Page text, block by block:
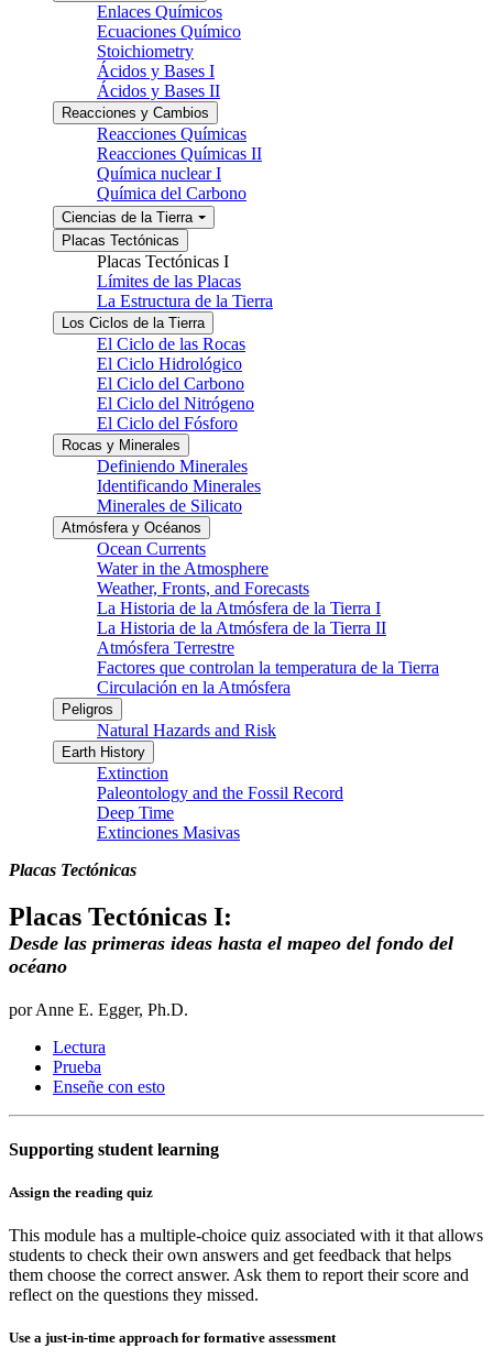
Enlaces Químicos
Ecuaciones Químico
Stoichiometry
Ácidos y Bases I
Ácidos y Bases II
Reacciones y Cambios
Reacciones Químicas
Reacciones Químicas II
Química nuclear I
Química del Carbono
Ciencias de la Tierra
Placas Tectónicas
Placas Tectónicas I
Límites de las Placas
La Estructura de la Tierra
Los Ciclos de la Tierra
El Ciclo de las Rocas
El Ciclo Hidrológico
El Ciclo del Carbono
El Ciclo del Nitrógeno
El Ciclo del Fósforo
Rocas y Minerales
Definiendo Minerales
Identificando Minerales
Minerales de Silicato
Atmósfera y Océanos
Ocean Currents
Water in the Atmosphere
Weather, Fronts, and Forecasts
La Historia de la Atmósfera de la Tierra I
La Historia de la Atmósfera de la Tierra II
Atmósfera Terrestre
Factores que controlan la temperatura de la Tierra
Circulación en la Atmósfera
Peligros
Natural Hazards and Risk
Earth History
Extinction
Paleontology and the Fossil Record
Deep Time
Extinciones Masivas
Placas Tectónicas
Placas Tectónicas I:
Desde las primeras ideas hasta el mapeo del fondo del
océano
por Anne E. Egger, Ph.D.
Lectura
Prueba
Enseñe con esto
Supporting student learning
Assign the reading quiz
This module has a multiple-choice quiz associated with it that allows
students to check their own answers and get feedback that helps
them choose the correct answer. Ask them to report their score and
reflect on the questions they missed.
Use a just-in-time approach for formative assessment